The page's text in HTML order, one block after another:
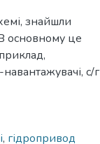
знайшли
основному це
с/г
, гідропривод